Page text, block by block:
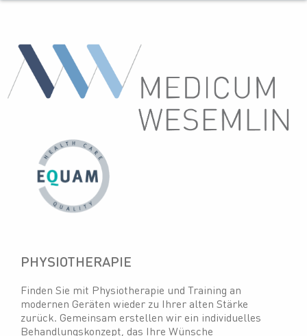
PHYSIOTHERAPIE
Finden Sie mit Physiotherapie und Training an
modernen Geräten wieder zu Ihrer alten Stärke
zurück. Gemeinsam erstellen wir ein individuelles
Behandlungskonzept, das Ihre Wünsche